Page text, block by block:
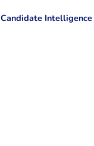
Candidate Intelligence